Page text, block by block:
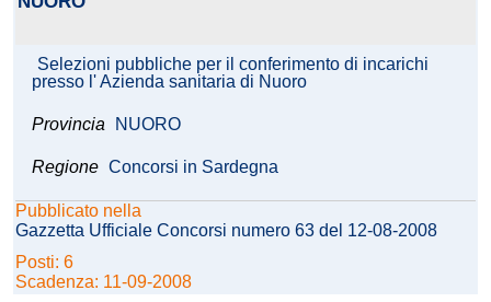
Selezioni pubbliche per il conferimento di incarichi
presso l' Azienda sanitaria di Nuoro
Provincia NUORO
Regione Concorsi in Sardegna
Pubblicato nella
Gazzetta Ufficiale Concorsi numero 63 del 12-08-2008
Posti: 6
Scadenza: 11-09-2008